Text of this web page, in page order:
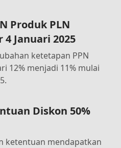
Produk PLN
4 Januari 2025
ketetapan PPN
12% menjadi 11% mulai
Diskon 50%
ketentuan mendapatkan